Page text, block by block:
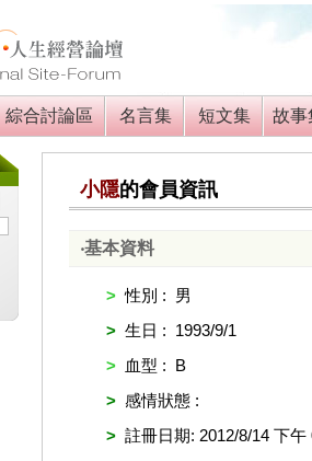
綜合討論區 名言集 短文集 故
小隱的會員資訊
‧基本資料
>性別 : 男
> 生日 : 1993/9/1
>
血型 : B
> 感情狀態 :
> 註冊日期: 2012/8/14 下午